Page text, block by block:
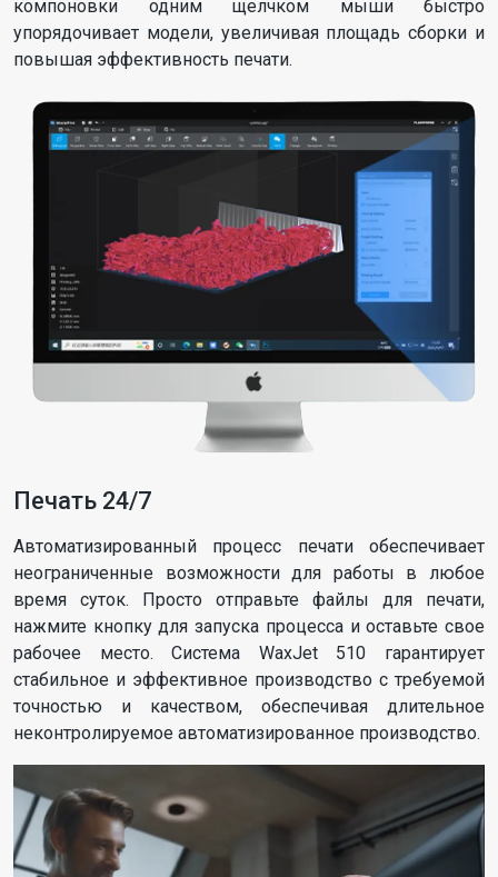
компоновки одним щелчком мыши быстро
упорядочивает модели, увеличивая площадь сборки и
повышая эффективность печати.
Печать 24/7
Автоматизированный процесс печати обеспечивает
неограниченные возможности для работы в любое
время суток. Просто отправьте файлы для печати,
нажмите кнопку для запуска процесса и оставьте свое
рабочее место. Система WaxJet 510 гарантирует
стабильное и эффективное производство с требуемой
точностью и качеством, обеспечивая длительное
неконтролируемое автоматизированное производство.